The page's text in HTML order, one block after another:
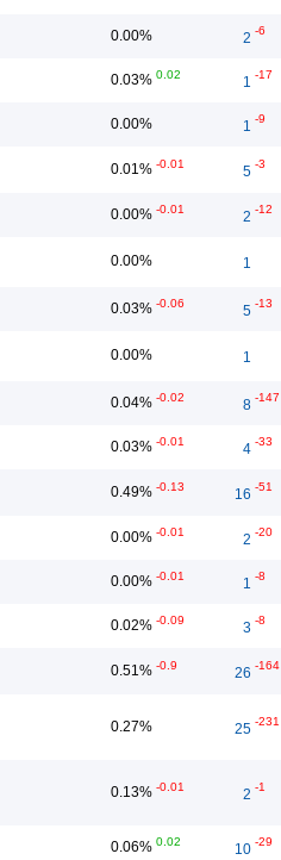
0.00% 2 -6
0.03% 0.02 1 -17
0.00% 1 -9
0.01% -0.01 5 -3
0.00% -0.01 2 -12
0.00% 1
0.03% -0.06 5 -13
0.00% 1
0.04% -0.02 8 -147
0.03% -0.01 4 -33
0.49% -0.13 16 -51
0.00% -0.01 2 -20
0.00% -0.01 1 -8
0.02% -0.09 3 -8
0.51% -0.9 26 -164
0.27% 25 -231
0.13% -0.01 2 -1
0.06% 0.02 10 -29